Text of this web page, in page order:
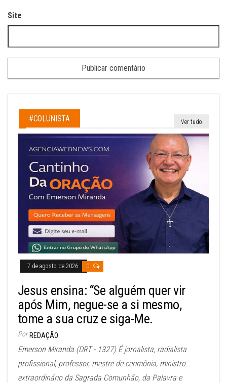
Site
#COLUNISTA Ver tudo
7 de agosto de 2026 0
Jesus ensina: “Se alguém quer vir
após Mim, negue-se a si mesmo,
tome a sua cruz e siga-Me.
Por REDAÇÃO
Emerson Miranda (DRT - 1327) É jornalista, radialista
profissional, professor, mestre de cerimônia, ministro
extraordinário da Sagrada Comunhão, da Palavra e